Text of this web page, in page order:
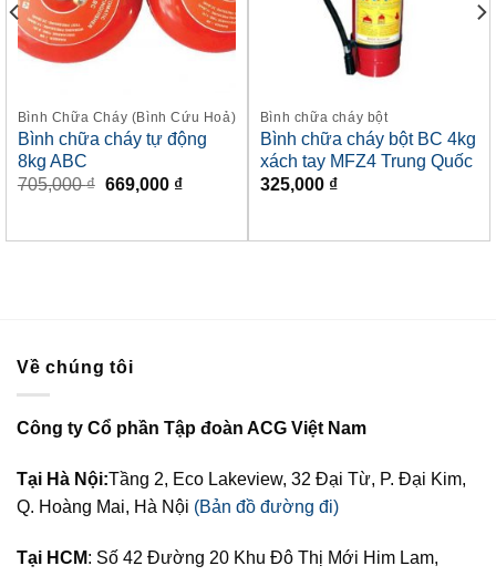
Bình Chữa Cháy (Bình Cứu Hoả)
Bình chữa cháy tự động
8kg ABC
705,000₫ Giá
705,000 ₫.
669,000 ₫Giá
là:
Bình chữa cháy bột
Bình chữa cháy bột BC 4kg
xách tay MFZ4 Trung Quốc
325,000 ₫
Về chúng tôi
Công ty Cổ phần Tập đoàn ACG Việt Nam
Tại Hà Nội:Tầng 2, Eco Lakeview, 32 Đại Từ, P. Đại Kim,
Q. Hoàng Mai, Hà Nội (Bản đồ đường đi)
Tại HCM: Số 42 Đường 20 Khu Đô Thị Mới Him Lam,